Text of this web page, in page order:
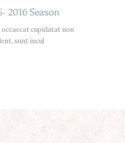
2016 Season
cupidatat non
sunt incul